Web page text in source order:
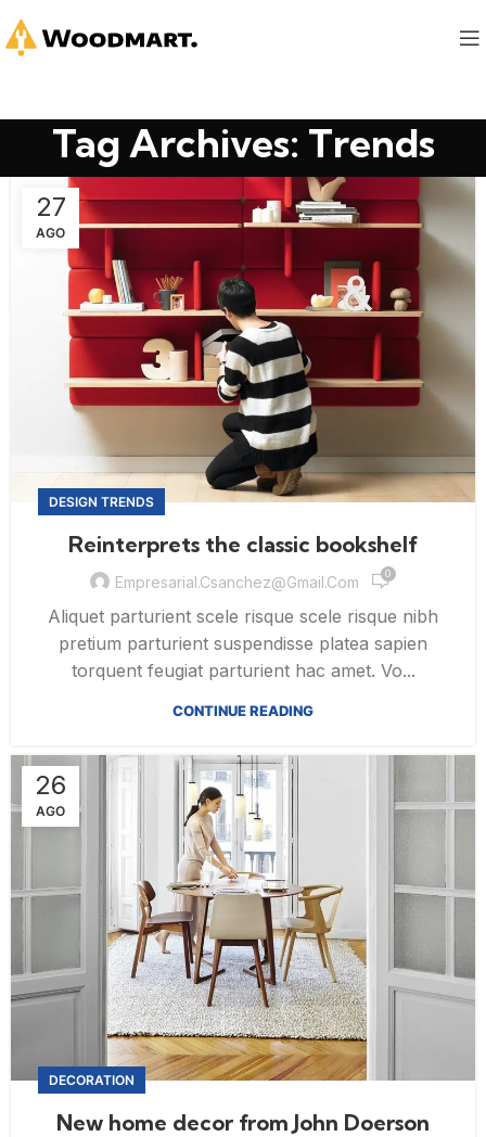
Tag Archives: Trends
27
AGO
DESIGN TRENDS
Reinterprets the classic bookshelf
Empresarial.csanchez@gmail.com 0
Aliquet parturient scele risque scele risque nibh
pretium parturient suspendisse platea sapien
torquent feugiat parturient hac amet. Vo...
CONTINUE READING
26
AGO
DECORATION
New home decor from John Doerson